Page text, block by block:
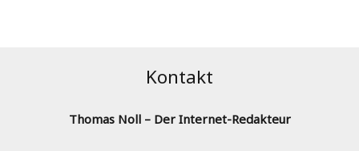
Kontakt
Thomas Noll – Der Internet-Redakteur